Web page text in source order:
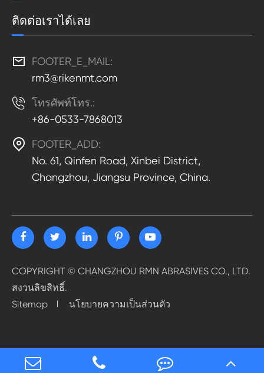
ติดต่อเราได้เลย

FOOTER_E_MAIL:
rm3@rikenmt.com
 โทรศัพท์โทร.:
+86-0533-7868013

FOOTER_ADD:
No. 61, Qinfen Road, Xinbei District,
Changzhou, Jiangsu Province, China.
COPYRIGHT © CHANGZHOU RMN ABRASIVES CO., LTD.
สงวนลิขสิทธิ์.
Sitemap
นโยบายความเป็นส่วนตัว